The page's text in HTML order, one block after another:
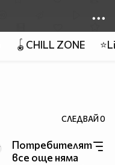
🪀CHILL ZONE
СЛЕДВАЙ0
Потребителят
все още няма